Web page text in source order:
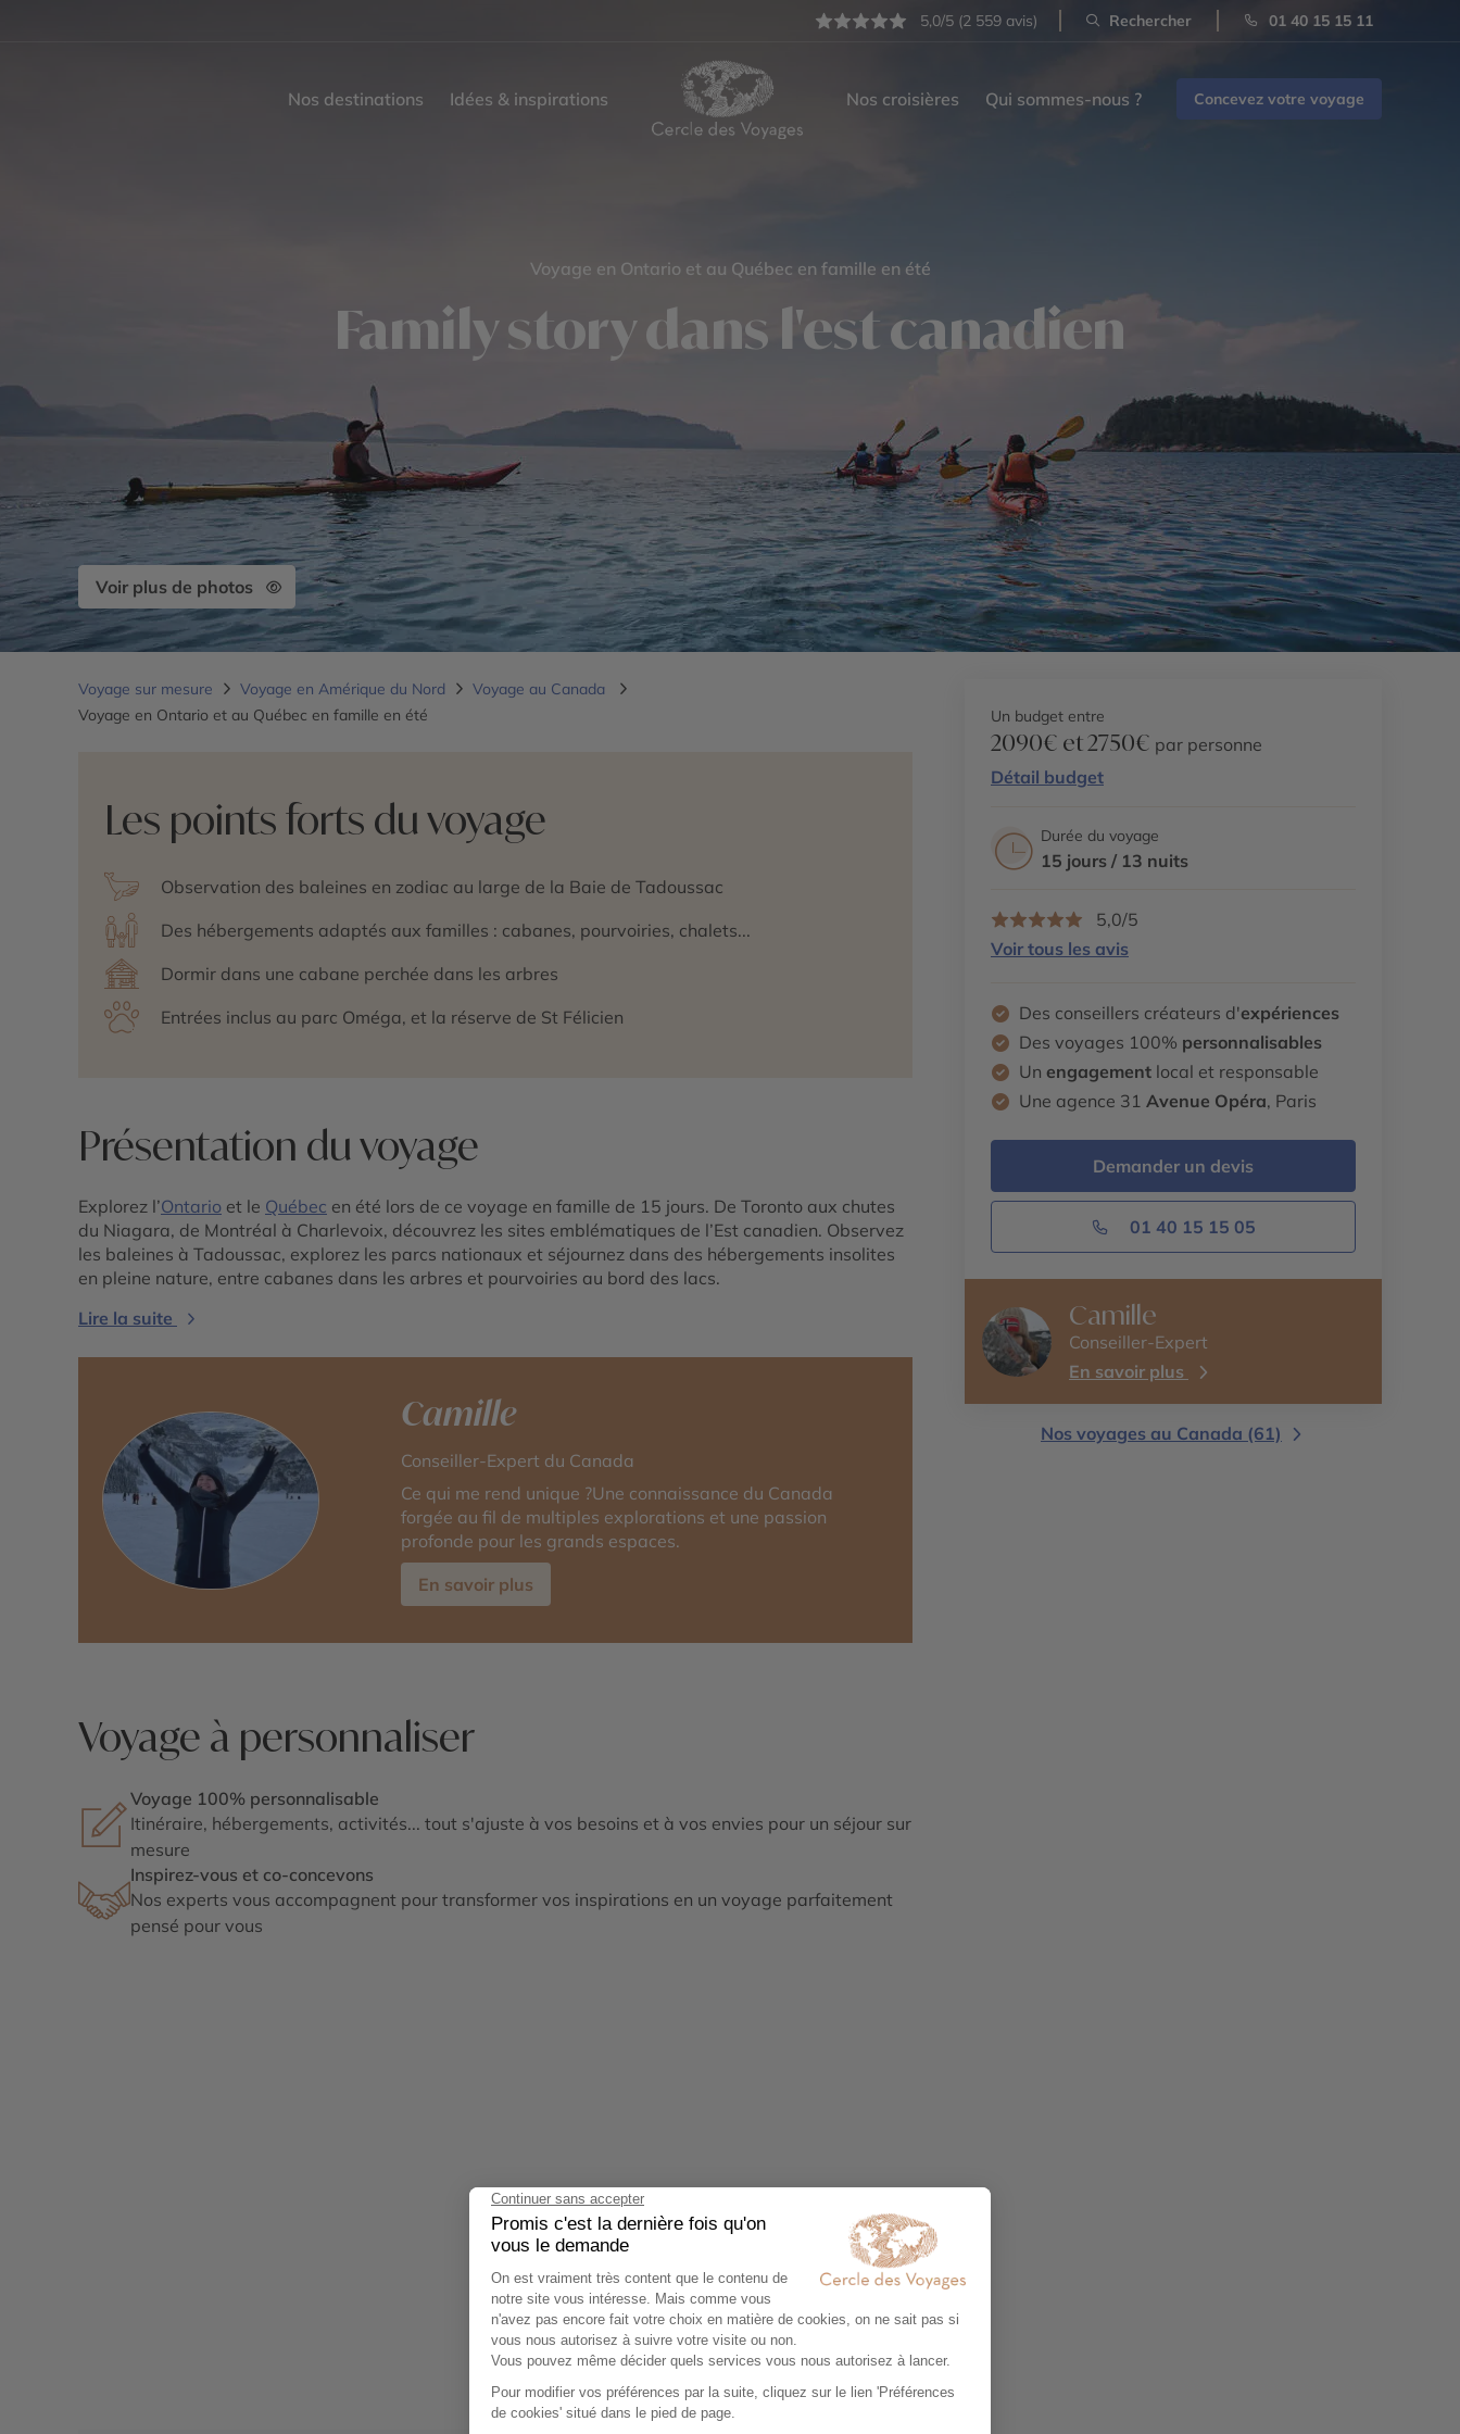
5,0/5 (2 559 avis) Rechercher 01 40 15 15 11
Nos destinations Idées & inspirations Nos croisières Qui sommes-nous ? Concevez votre voyage
Voyage en Ontario et au Québec en famille en été
Family story dans l'est canadien
Voir plus de photos
Voyage sur mesure Voyage en Amérique du Nord
Voyage au Canada
Voyage en Ontario et au Québec en famille en été
Les points forts du voyage
Observation des baleines en zodiac au large de la Baie de Tadoussac
Des hébergements adaptés aux familles : cabanes, pourvoiries, chalets...
Dormir dans une cabane perchée dans les arbres
Entrées inclus au parc Oméga, et la réserve de St Félicien
Présentation du voyage
Explorez l’Ontario et le Québec en été lors de ce voyage en famille de 15 jours. De Toronto aux chutes
du Niagara, de Montréal à Charlevoix, découvrez les sites emblématiques de l’Est canadien. Observez
les baleines à Tadoussac, explorez les parcs nationaux et séjournez dans des hébergements insolites
en pleine nature, entre cabanes dans les arbres et pourvoiries au bord des lacs.
Lire la suite
Camille
Conseiller-Expert du Canada
Ce qui me rend unique ?Une connaissance du Canada
forgée au fil de multiples explorations et une passion
profonde pour les grands espaces.
En savoir plus
Voyage à personnaliser
Voyage 100% personnalisable
Itinéraire, hébergements, activités... tout s'ajuste à vos besoins et à vos envies pour un séjour sur
mesure
Inspirez-vous et co-concevons
Nos experts vous accompagnent pour transformer vos inspirations en un voyage parfaitement
pensé pour vous
Agrandir le plan
Un budget entre
2090€ et 2750€ par personne
Détail budget
Durée du voyage
15 jours / 13 nuits
5,0/5
Voir tous les avis
Des conseillers créateurs d'expériences
Des voyages 100% personnalisables
Un engagement local et responsable
Une agence 31 Avenue Opéra, Paris
Demander un devis
01 40 15 15 05
Camille
Conseiller-Expert
En savoir plus
Nos voyages au Canada (61)